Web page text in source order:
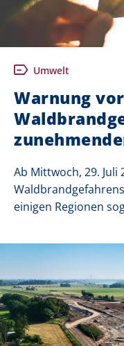
Umwelt
Warnung
Ab Mittwoch, 29. Juli
einigen Regionen